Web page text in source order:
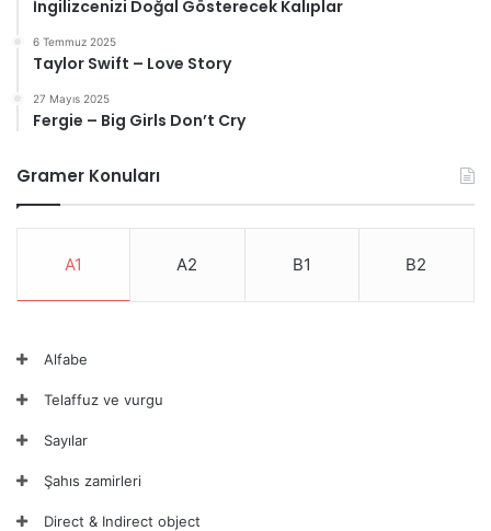
İngilizcenizi Doğal Gösterecek Kalıplar
6 Temmuz 2025
Taylor Swift – Love Story
27 Mayıs 2025
Fergie – Big Girls Don’t Cry
Gramer Konuları
A1 A2 B1 B2
Alfabe
Telaffuz ve vurgu
Sayılar
Şahıs zamirleri
Direct & Indirect object